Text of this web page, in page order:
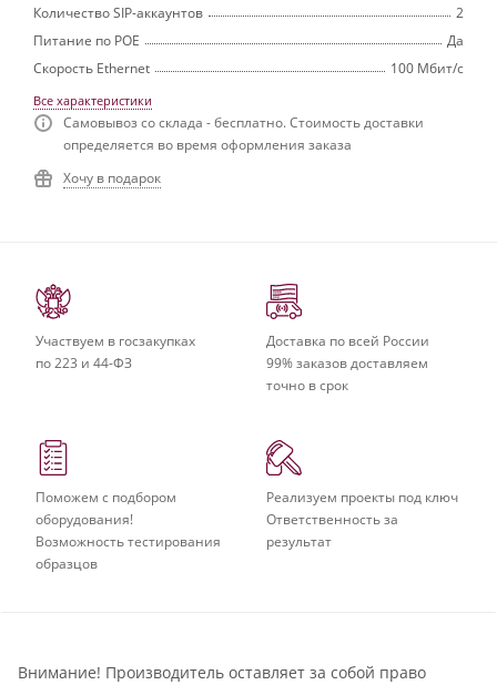
Количество SIP-аккаунтов
2
Питание по РОЕ
Да
Скорость Ethernet
100 Мбит/с
Все характеристики
Самовывоз со склада - бесплатно. Стоимость доставки
определяется во время оформления заказа
Хочу в подарок
Участвуем в госзакупках
по 223 и 44-ФЗ
Доставка по всей России
99% заказов доставляем
точно в срок
Поможем с подбором
оборудования!
Возможность тестирования
образцов
Реализуем проекты под ключ
Ответственность за
результат
Внимание! Производитель оставляет за собой право